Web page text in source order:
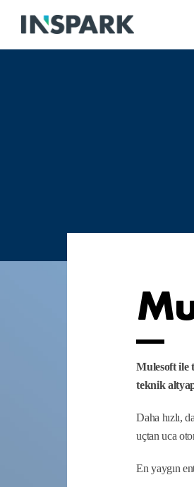
Mulesoft ile
teknik
Daha hızlı,
uçtan uca
En yaygın